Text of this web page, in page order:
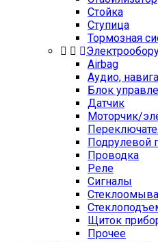
Стойка
Ступица
Тормозная
Airbag
Аудио,
Блок
Датчик
Моторчик/
Подрулевой
Проводка
Реле
Сигналы
Щиток
Прочее